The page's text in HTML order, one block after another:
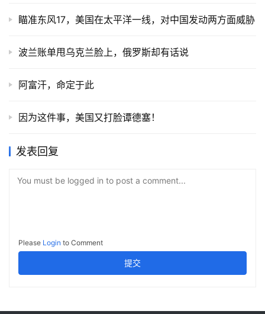
瞄准东风17，美国在太平洋一线，对中国发动两方面威胁
波兰账单甩乌克兰脸上，俄罗斯却有话说
阿富汗，命定于此
因为这件事，美国又打脸谭德塞！
发表回复
You must be logged in to post a comment...
Please Login to Comment
提交